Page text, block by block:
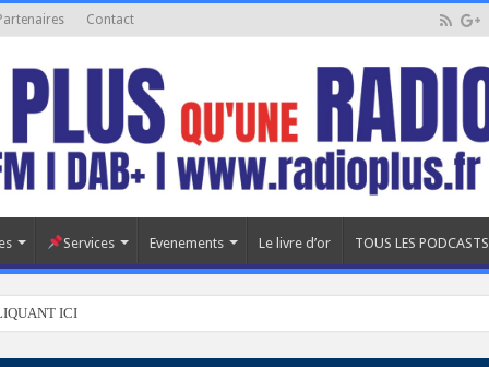
Contact
Services Evenements Le livre d’or TOUS LES PODCASTS
ICI